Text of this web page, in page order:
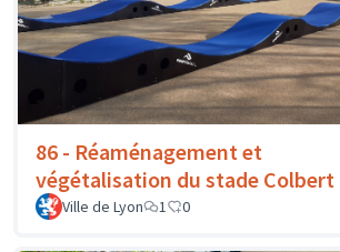
86 - Réaménagement et
végétalisation du stade Colbert
Ville de Lyon 1 0